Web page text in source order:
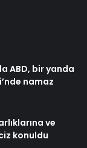
ABD, bir yanda
namaz
ve
konuldu